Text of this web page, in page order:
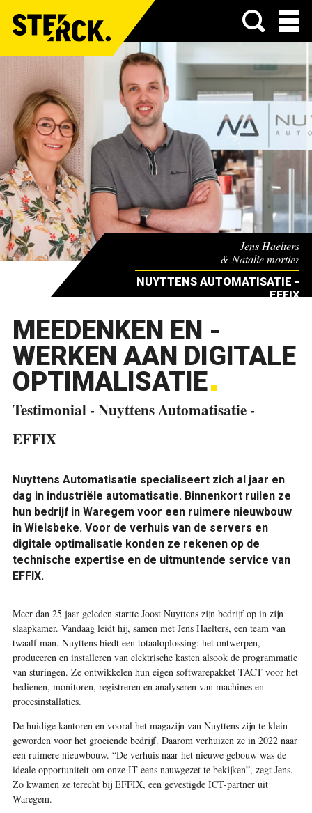
Menu
Jens Haelters
& Natalie mortier
NUYTTENS AUTOMATISATIE -
EFFIX
MEEDENKEN EN -
WERKEN AAN DIGITALE
OPTIMALISATIE
Testimonial - Nuyttens Automatisatie -
EFFIX
Nuyttens Automatisatie specialiseert zich al jaar en
dag in industriële automatisatie. Binnenkort ruilen ze
hun bedrijf in Waregem voor een ruimere nieuwbouw
in Wielsbeke. Voor de verhuis van de servers en
digitale optimalisatie konden ze rekenen op de
technische expertise en de uitmuntende service van
EFFIX.
Meer dan 25 jaar geleden startte Joost Nuyttens zijn bedrijf op in zijn
slaapkamer. Vandaag leidt hij, samen met Jens Haelters, een team van
twaalf man. Nuyttens biedt een totaaloplossing: het ontwerpen,
produceren en installeren van elektrische kasten alsook de programmatie
van sturingen. Ze ontwikkelen hun eigen softwarepakket TACT voor het
bedienen, monitoren, registreren en analyseren van machines en
procesinstallaties.
De huidige kantoren en vooral het magazijn van Nuyttens zijn te klein
geworden voor het groeiende bedrijf. Daarom verhuizen ze in 2022 naar
een ruimere nieuwbouw. “De verhuis naar het nieuwe gebouw was de
ideale opportuniteit om onze IT eens nauwgezet te bekijken”, zegt Jens.
Zo kwamen ze terecht bij EFFIX, een gevestigde ICT-partner uit
Waregem.